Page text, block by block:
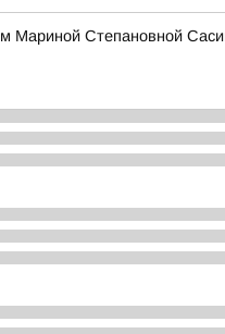
Мариной Степановной